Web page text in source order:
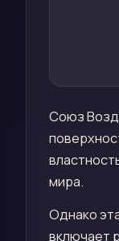
Союз
мира.
Однако
включает